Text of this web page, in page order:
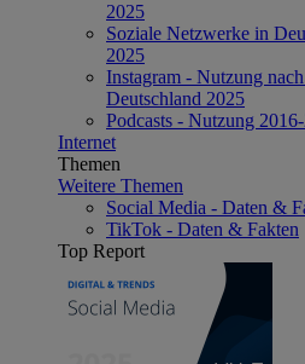
2025
Soziale Netzwerke in
2025
Instagram - Nutzung
Deutschland 2025
Podcasts - Nutzung
Internet
Themen
Weitere Themen
Social Media - Daten &
TikTok - Daten & Fakten
Top Report